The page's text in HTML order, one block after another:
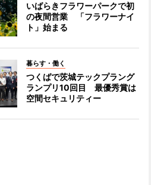
いばらきフラワーパークで初
の夜間営業 「フラワーナイ
ト」始まる
暮らす・働く
つくばで茨城テックプラング
ランプリ10回目 最優秀賞は
空間セキュリティー